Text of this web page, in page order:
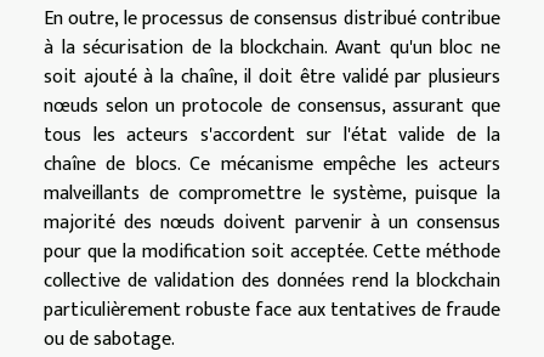
En outre, le processus de consensus distribué contribue
à la sécurisation de la blockchain. Avant qu'un bloc ne
soit ajouté à la chaîne, il doit être validé par plusieurs
nœuds selon un protocole de consensus, assurant que
tous les acteurs s'accordent sur l'état valide de la
chaîne de blocs. Ce mécanisme empêche les acteurs
malveillants de compromettre le système, puisque la
majorité des nœuds doivent parvenir à un consensus
pour que la modification soit acceptée. Cette méthode
collective de validation des données rend la blockchain
particulièrement robuste face aux tentatives de fraude
ou de sabotage.